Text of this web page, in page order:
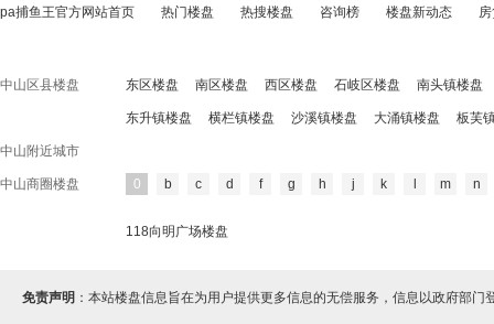
pa捕鱼王官方网站首页 热门楼盘 热搜楼盘 咨询榜 楼盘新动态
中山区县楼盘 东区楼盘 南区楼盘 西区楼盘 石岐区楼盘 南头镇楼盘
东升镇楼盘 横栏镇楼盘 沙溪镇楼盘 大涌镇楼盘 板芙
中山附近城市
中山商圈楼盘 0 b c d f g h j k m n
118向明广场楼盘
免责声明 ：本站楼盘信息旨在为用户提供更多信息的无偿服务，信息以政府部门